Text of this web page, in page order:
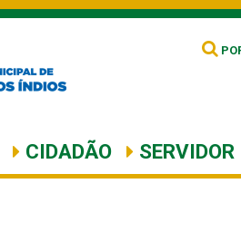
CIDADÃO SERVIDOR